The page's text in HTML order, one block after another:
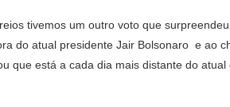
tivemos um outro voto que
do atual presidente Jair Bolsonaro e ao
que está a cada dia mais distante do